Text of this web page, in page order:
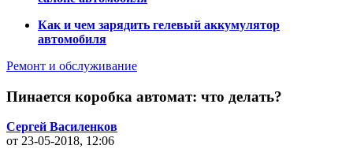
Как и чем зарядить гелевый аккумулятор
автомобиля
Ремонт и обслуживание
Пинается коробка автомат: что делать?
Сергей Василенков
от 23-05-2018, 12:06